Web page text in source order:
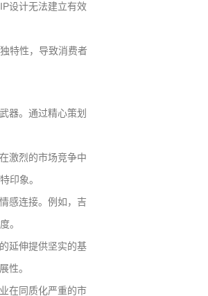
设计无法建立有效
特性，导致消费者
器。通过精心策划
激烈的市场竞争中
印象。
感连接。例如，吉
。
延伸提供坚实的基
性。
在同质化严重的市